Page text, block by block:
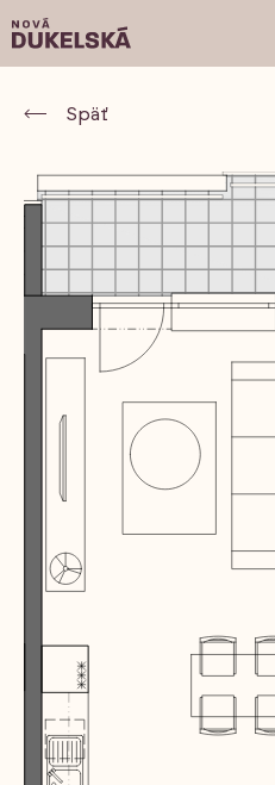
Späť